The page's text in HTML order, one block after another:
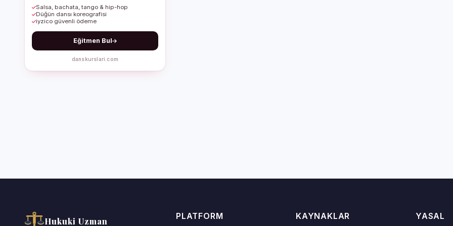
Salsa, bachata, tango & hip-hop
Düğün dansı koreografisi
iyzico güvenli ödeme
Eğitmen Bul
danskurslari.com
Hukuki Uzman PLATFORM KAYNAKLAR YASAL